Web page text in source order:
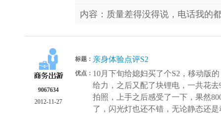
内容：质量差得没得说，电话我的
9067634
2012-11-27
标题： 亲身体验点评S2
优点： 10月下旬给媳妇买了个S2，移动版
给力，之后又配了块锂电，一共花
拍照，上手之后感受了一下，果然
了，闪光灯也还不错，无论静态还